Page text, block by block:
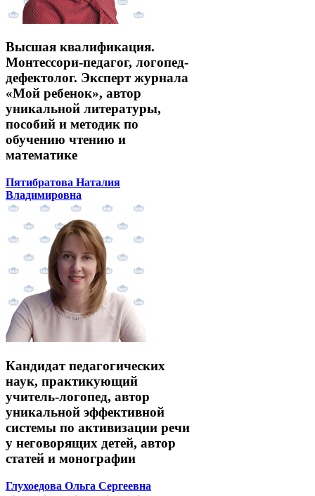
Высшая квалификация.
Монтессори-педагог, логопед-
дефектолог. Эксперт журнала
«Мой ребенок», автор
уникальной литературы,
пособий и методик по
обучению чтению и
математике
Пятибратова Наталия
Владимировна
Кандидат педагогических
наук, практикующий
учитель-логопед, автор
уникальной эффективной
системы по активизации речи
у неговорящих детей, автор
статей и монографии
Глухоедова Ольга Сергеевна